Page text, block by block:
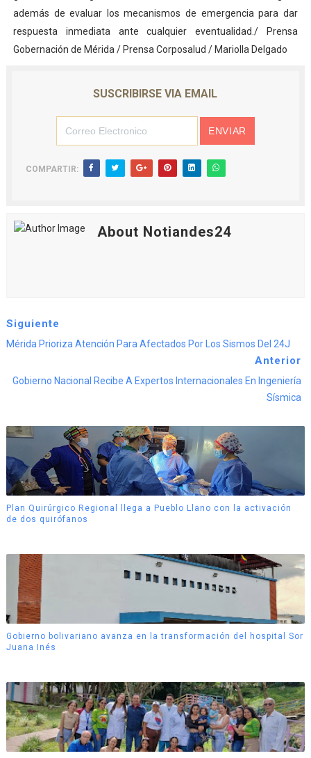
además de evaluar los mecanismos de emergencia para dar
respuesta inmediata ante cualquier eventualidad./ Prensa
Gobernación de Mérida / Prensa Corposalud / Mariolla Delgado
SUSCRIBIRSE VIA EMAIL
COMPARTIR:
About Notiandes24
Siguiente
Mérida Prioriza Atención Para Afectados Por Los Sismos Del 24J
Anterior
Gobierno Nacional Recibe A Expertos Internacionales En Ingeniería
Sísmica
Plan Quirúrgico Regional llega a Pueblo Llano con la activación
de dos quirófanos
Gobierno bolivariano avanza en la transformación del hospital Sor
Juana Inés